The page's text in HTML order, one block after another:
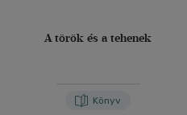
A török és a tehenek
Könyv